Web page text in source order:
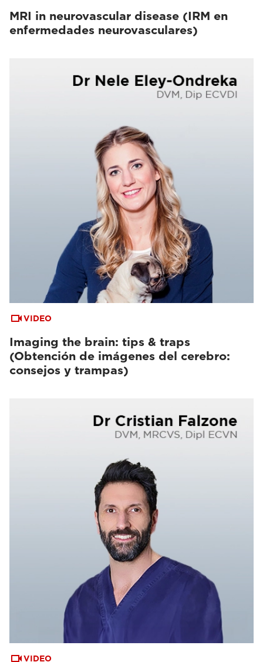
MRI in neurovascular disease (IRM en
enfermedades neurovasculares)
VIDEO
Imaging the brain: tips & traps
(Obtención de imágenes del cerebro:
consejos y trampas)
VIDEO